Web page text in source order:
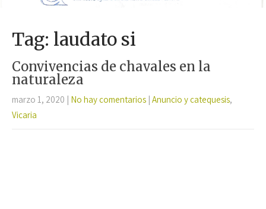
Tag: laudato si
Convivencias de chavales en la
naturaleza
marzo 1, 2020 No hay comentarios Anuncio y catequesis,
Vicaria